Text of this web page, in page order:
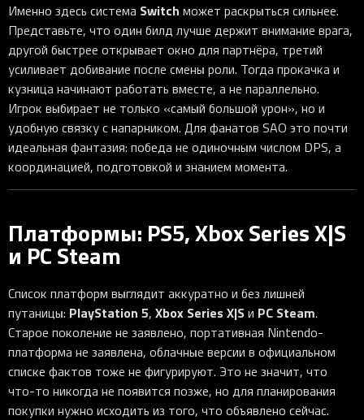
Именно здесь система Switch может раскрыться сильнее.
Представьте, что один билд лучше держит внимание врага,
другой быстрее открывает окно для партнёра, третий
усиливает добивание после смены роли. Тогда прокачка и
кузница начинают работать вместе, а не параллельно.
Игрок выбирает не только «самый большой урон», но и
удобную связку с напарником. Для фанатов SAO это почти
идеальная фантазия: победа не одиночным числом DPS, а
координацией, подготовкой и знанием момента.
Платформы: PS5, Xbox Series X|S
и PC Steam
Список платформ выглядит аккуратно и без лишней
путаницы: PlayStation 5, Xbox Series X|Sи PC Steam.
Старое поколение не заявлено, портативная Nintendo-
платформа не заявлена, облачные версии в официальном
списке фактов тоже не фигурируют. Это не значит, что
что-то никогда не появится позже, но для планирования
покупки нужно исходить из того, что объявлено сейчас.